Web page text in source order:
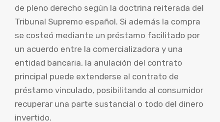
de pleno derecho según la doctrina reiterada del
Tribunal Supremo español. Si además la compra
se costeó mediante un préstamo facilitado por
un acuerdo entre la comercializadora y una
entidad bancaria, la anulación del contrato
principal puede extenderse al contrato de
préstamo vinculado, posibilitando al consumidor
recuperar una parte sustancial o todo del dinero
invertido.